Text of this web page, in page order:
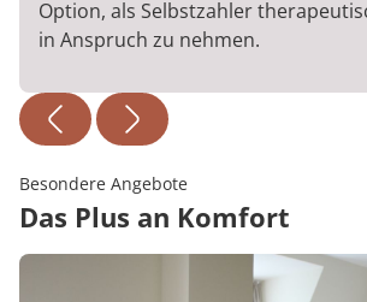
Option, als Selbstzahler
in Anspruch zu nehmen.
Besondere Angebote
Das Plus an Komfort